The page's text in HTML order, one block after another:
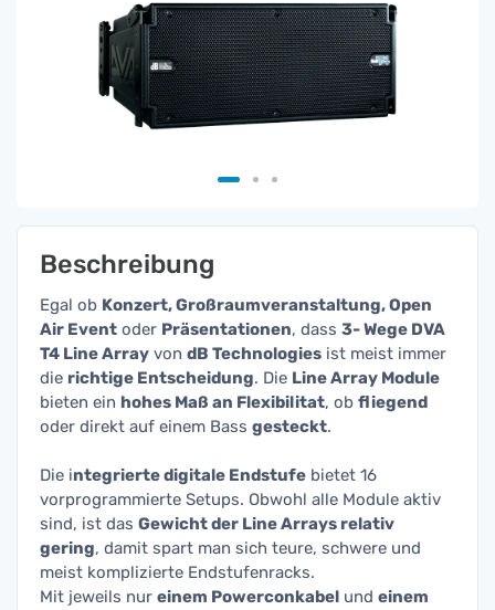
Beschreibung
Egal ob Konzert, Großraumveranstaltung, Open
Air Event oder Präsentationen, dass 3- Wege DVA
T4 Line Array von dB Technologies ist meist immer
die richtige Entscheidung. Die Line Array Module
bieten ein hohes Maß an Flexibilitat, ob fliegend
oder direkt auf einem Bass gesteckt.
Die integrierte digitale Endstufe bietet 16
vorprogrammierte Setups. Obwohl alle Module aktiv
sind, ist das Gewicht der Line Arrays relativ
gering, damit spart man sich teure, schwere und
meist komplizierte Endstufenracks.
Mit jeweils nur einem Powerconkabel und einem